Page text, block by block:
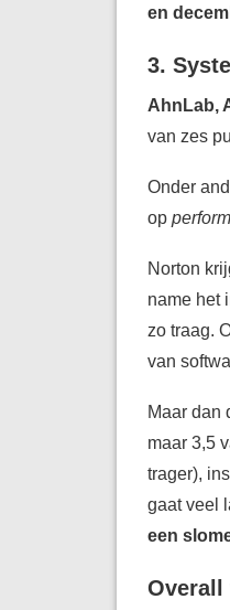
en
3.
AhnLab,
van zes
Onder
op
Norton
name het
zo traag.
van
Maar dan
maar 3,5
trager),
gaat veel
een
Overall